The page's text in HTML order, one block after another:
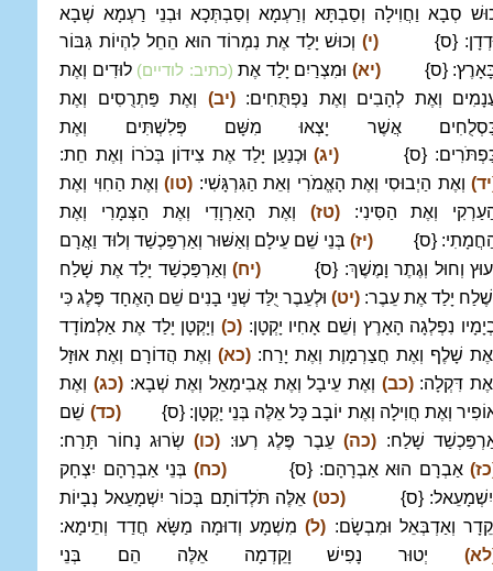
סְבָא וַחֲוִילָה וְסַבְתָּא וְרַעְמָא וְסַבְתְּכָא וּבְנֵי רַעְמָא שְׁבָא
{ס} (י) וְכוּשׁ יָלַד אֶת נִמְרוֹד הוּא הֵחֵל לִהְיוֹת גִּבּוֹר
{ס}(יא) וּמִצְרַיִם יָלַד אֶת (כתיב: לודיים) לוּדִים וְאֶת
וְאֶת לְהָבִים וְאֶת נַפְתֻּחִים:(יב)
וְאֶת פַּתְרֻסִים וְאֶת
אֲשֶׁר יָצְאוּ מִשָּׁם פְּלִשְׁתִּים וְאֶת
{ס} (יג) וּכְנַעַן יָלַד אֶת צִידוֹן בְּכֹרוֹ וְאֶת חֵת:
וְאֶת הַיְבוּסִי וְאֶת הָאֱמֹרִי וְאֵת הַגִּרְגָּשִׁי: (טו) וְאֶת הַחִוִּי וְאֶת
וְאֶת הַסִּינִי:(טז)
וְאֶת הָאַרְוָדִי וְאֶת הַצְּמָרִי וְאֶת
{ס} (יז) בְּנֵי שֵׁם עֵילָם וְאַשּׁוּר וְאַרְפַּכְשַׁד וְלוּד וַאֲרָם
וְחוּל וְגֶתֶר וָמֶשֶׁךְ: {ס} (יח) וְאַרְפַּכְשַׁד יָלַד אֶת שָׁלַח
יָלַד אֶת עֵבֶר:(יט) וּלְעֵבֶר יֻלַּד שְׁנֵי בָנִים שֵׁם הָאֶחָד פֶּלֶג כִּי
נִפְלְגָה הָאָרֶץ וְשֵׁם אָחִיו יָקְטָן: (כ) וְיָקְטָן יָלַד אֶת אַלְמוֹדָד
שָׁלֶף וְאֶת חֲצַרְמָוֶת וְאֶת יָרַח: (כא) וְאֶת הֲדוֹרָם וְאֶת אוּזָל
דִּקְלָה:(כב) וְאֶת עֵיבָל וְאֶת אֲבִימָאֵל וְאֶת שְׁבָא: (כג) וְאֶת
וְאֶת חֲוִילָה וְאֶת יוֹבָב כָּל אֵלֶּה בְּנֵי יָקְטָן: {ס}(כד) שֵׁם
שָׁלַח: (כה) עֵבֶר פֶּלֶג רְעוּ: (כו) שְׂרוּג נָחוֹר תָּרַח:
אַבְרָם הוּא אַבְרָהָם: {ס} (כח) בְּנֵי אַבְרָהָם יִצְחָק
{ס}(כט) אֵלֶּה תֹּלְדוֹתָם בְּכוֹר יִשְׁמָעֵאל נְבָיוֹת
וְאַדְבְּאֵל וּמִבְשָׂם: (ל) מִשְׁמָע וְדוּמָה מַשָּׂא חֲדַד וְתֵימָא:
יְטוּר נָפִישׁ וָקֵדְמָה אֵלֶּה הֵם בְּנֵי